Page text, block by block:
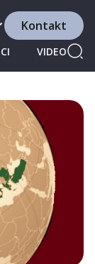
VIDEO
Kontakt